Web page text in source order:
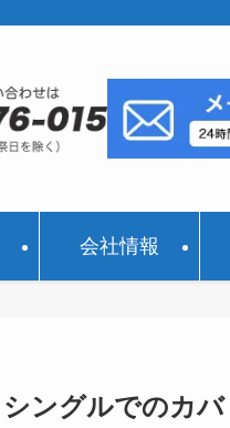
会社情報
ングルでのカバ